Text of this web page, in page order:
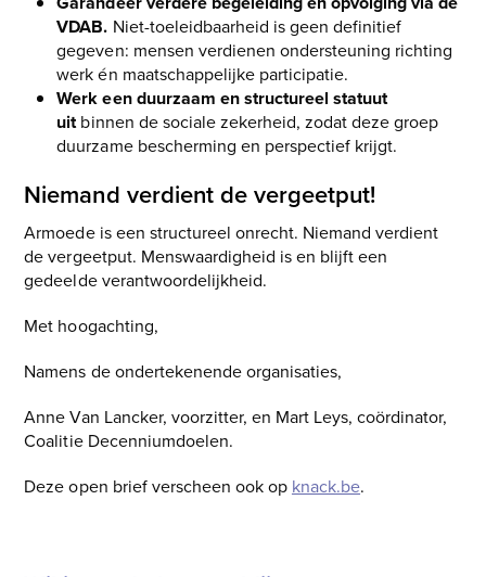
VDAB. Niet-toeleidbaarheid is geen definitief
gegeven: mensen verdienen ondersteuning richting
werk én maatschappelijke participatie.
Werk een duurzaam en structureel statuut
uitbinnen de sociale zekerheid, zodat deze groep
duurzame bescherming en perspectief krijgt.
​Niemand verdient de vergeetput!
Armoede is een structureel onrecht. Niemand verdient
de vergeetput​.​ Menswaardigheid is en blijft een
gedeelde verantwoordelijkheid.
Met hoogachting,
Namens de ondertekenende organisaties,
Anne Van Lancker, voorzitter, en Mart Leys, coördinator,
Coalitie Decenniumdoelen.
Deze open brief verscheen ook op knack.be.